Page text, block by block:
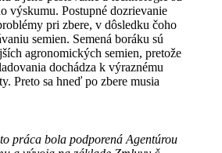
výskumu. Postupné dozrievanie
pri zbere, v dôsledku čoho
semien. Semená boráku sú
agronomických semien, pretože
dochádza k výraznému
Preto sa hneď po zbere musia
práca bola podporená Agentúrou